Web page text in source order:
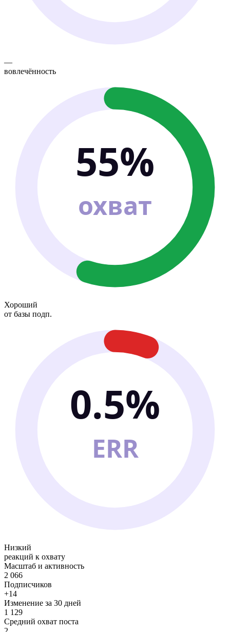
—
вовлечённость
55%
охват
Хороший
от базы подп.
0.5%
ERR
Низкий
реакций к охвату
Масштаб и активность
2 066
Подписчиков
+14
Изменение за 30 дней
1 129
Средний охват поста